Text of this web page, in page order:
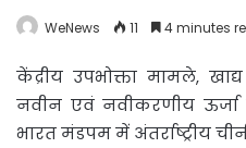
WeNews 11 4 minutes
केंद्रीय उपभोक्ता मामले,
नवीन एवं नवीकरणीय ऊर्जा
भारत मंडपम में अंतर्राष्ट्रीय